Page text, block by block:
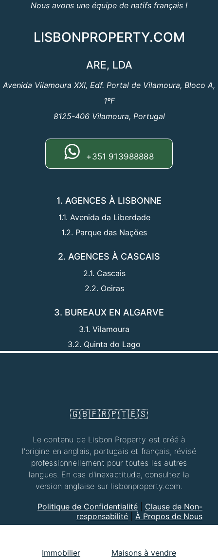
Nous avons une équipe de natifs français !
LISBONPROPERTY.COM
ARE, LDA
Avenida Vilamoura XXI, Edf. Portal de Vilamoura, Bloco A,
1ºF
8125-406 Vilamoura, Portugal
+351 913988888
1. AGENCES À LISBONNE
1.1. Avenida da Liberdade
1.2. Parque das Nações
2. AGENCES À CASCAIS
2.1. Cascais
2.2. Oeiras
3. BUREAUX EN ALGARVE
3.1. Vilamoura
3.2. Quinta do Lago
🇬🇧🇫🇷🇵🇹🇪🇸
Le contenu de Lisbon Property est créé à
l'origine en anglais, portugais et français, révisé
professionnellement pour toutes les autres
langues. En cas d'inexactitude, consultez la
version anglaise sur lisbonproperty.com.
Politique de Confidentialité
Clause de Non-
responsabilité
À Propos de Nous
Immobilier Maisons à vendre